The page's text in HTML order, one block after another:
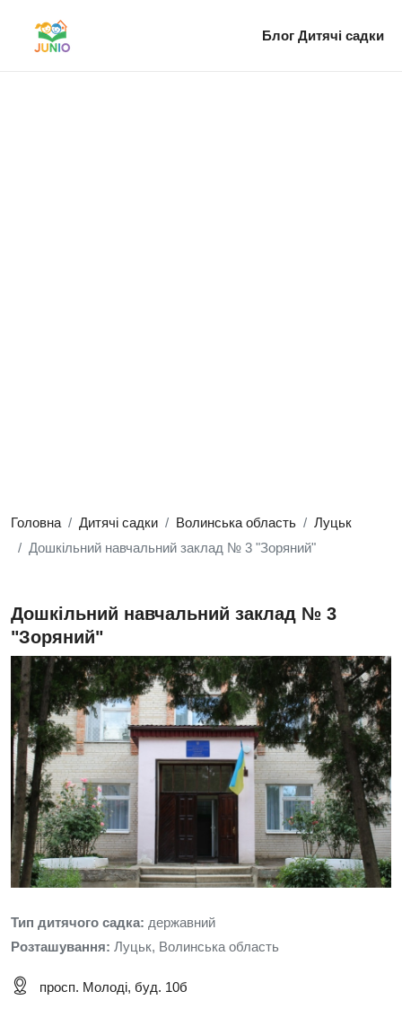
Блог Дитячі садки
Головна Дитячі садки Волинська область
Луцьк
Дошкільний навчальний заклад № 3 "Зоряний"
Дошкільний навчальний заклад № 3
"Зоряний"
Тип дитячого садка: державний
Розташування: Луцьк, Волинська область
просп. Молоді, буд. 10б